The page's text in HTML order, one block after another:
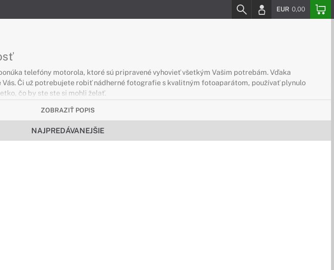
EUR 0,00
telefóny motorola, ktoré sú pripravené vyhovieť všetkým Vašim potrebám. Vďaka
Či už potrebujete robiť nádherné fotografie s kvalitným fotoaparátom, používať plynulo
čo by ste ste si mohli želať.
ZOBRAZIŤ POPIS
NAJPREDÁVANEJŠIE